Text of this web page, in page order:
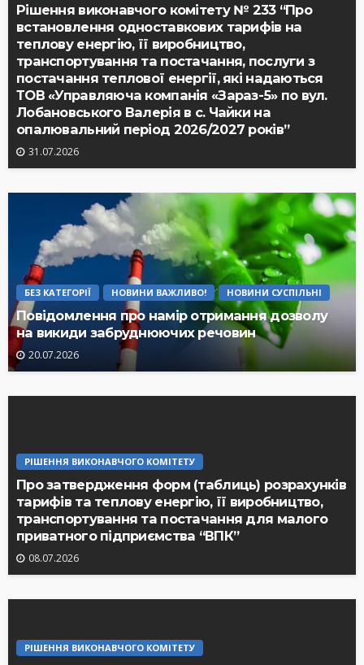
Рішення виконавчого комітету № 233 “Про
встановлення одноставкових тарифів на
теплову енергію, її виробництво,
транспортування та постачання, послуги з
постачання теплової енергії, які надаються
ТОВ «Управляюча компанія «Зараз-5» по вул.
Лобановського Валерія в с. Чайки на
опалювальний період 2026/2027 років”
31.07.2026
БЕЗ КАТЕГОРІЇ НОВИНИ ВАЖЛИВО! НОВИНИ СУСПІЛЬНІ
Повідомлення про намір отримання дозволу
на викиди забруднюючих речовин
20.07.2026
РІШЕННЯ ВИКОНАВЧОГО КОМІТЕТУ
Про затвердження форм (таблиць) розрахунків
тарифів та теплову енергію, її виробництво,
транспортування та постачання для малого
приватного підприємства “ВПК”
08.07.2026
РІШЕННЯ ВИКОНАВЧОГО КОМІТЕТУ